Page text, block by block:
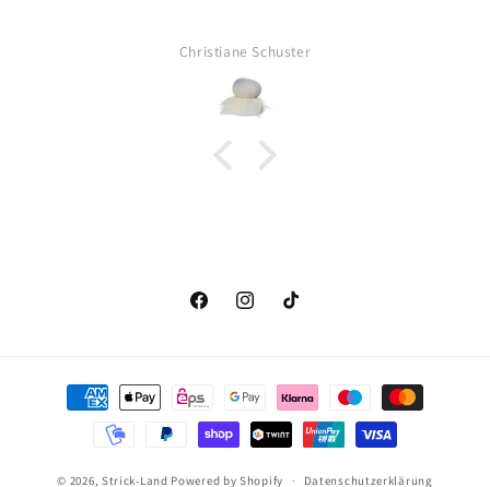
FacebookInstagramTikTok
Zahlungsmethoden
© 2026, Strick-Land Powered by Shopify Datenschutzerklärung